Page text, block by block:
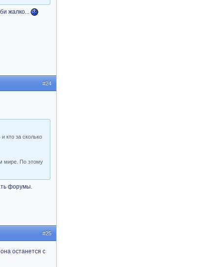
жалко...
#24
кто за сколько
мире. По этому
форумы.
#25
останется с